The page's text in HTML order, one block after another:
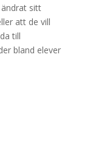
sitt
att de vill
till
bland elever